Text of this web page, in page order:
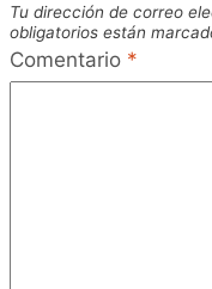
Tu dirección de correo
obligatorios están
Comentario *